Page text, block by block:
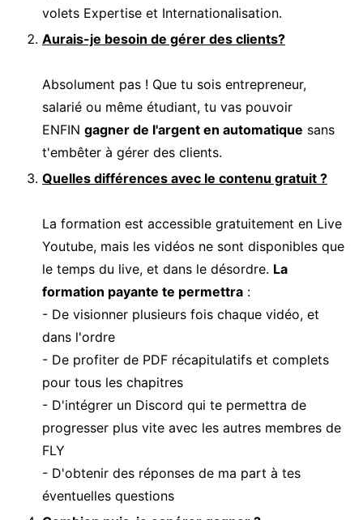
volets Expertise et Internationalisation.
Aurais-je besoin de gérer des clients?
Absolument pas ! Que tu sois entrepreneur,
salarié ou même étudiant, tu vas pouvoir
ENFIN gagner de l'argent en automatique sans
t'embêter à gérer des clients.
Quelles différences avec le contenu gratuit ?
La formation est accessible gratuitement en Live
Youtube, mais les vidéos ne sont disponibles que
le temps du live, et dans le désordre. La
formation payante te permettra :
- De visionner plusieurs fois chaque vidéo, et
dans l'ordre
- De profiter de PDF récapitulatifs et complets
pour tous les chapitres
- D'intégrer un Discord qui te permettra de
progresser plus vite avec les autres membres de
FLY
- D'obtenir des réponses de ma part à tes
éventuelles questions